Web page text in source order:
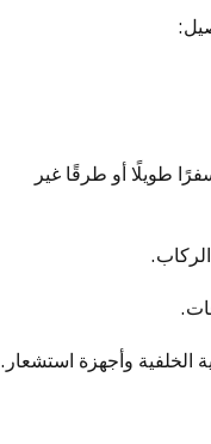
طويلًا أو طرقًا غير
الخلفية وأجهزة استشعار.